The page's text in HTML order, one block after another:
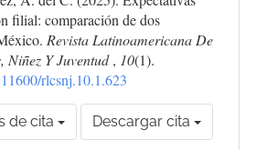
filial: comparación de dos
Revista Latinoamericana De
Niñez Y Juventud, 10(1).
rlcsnj.10.1.623
de cita Descargar cita